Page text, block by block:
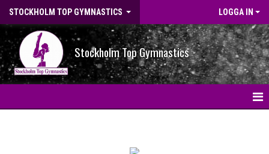
STOCKHOLM TOP GYMNASTICS LOGGA IN
Stockholm Top Gymnastics